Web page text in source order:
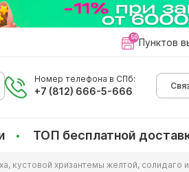
Пунктов
Номер телефона в СПб:
+7 (812) 666-5-666
ТОП бесплатной
кустовой хризантемы желтой, солидаго